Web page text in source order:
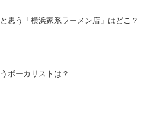
思う「横浜家系ラーメン店」はどこ？
ボーカリストは？